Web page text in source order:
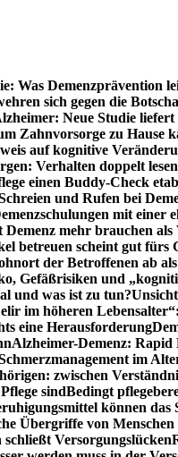
Was Demenzprävention
sich gegen die
Neue Studie
Zahnvorsorge zu Hause
auf kognitive
Verhalten doppelt lesen
einen Buddy-Check
und Rufen bei
mit einer
mehr brauchen als
betreuen scheint gut fürs
der Betroffenen ab
Gefäßrisiken und
und was ist zu tun?
im höheren
eine Herausforderung
Alzheimer-Demenz:
im
zwischen
sindBedingt
können das
Übergriffe von Menschen
schließt Versorgungslücken